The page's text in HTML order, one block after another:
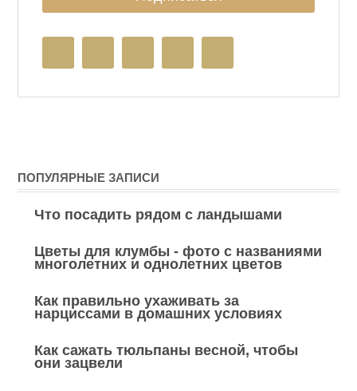
ПОПУЛЯРНЫЕ ЗАПИСИ
Что посадить рядом с ландышами
Цветы для клумбы - фото с названиями
многолетних и однолетних цветов
Как правильно ухаживать за
нарциссами в домашних условиях
Как сажать тюльпаны весной, чтобы
они зацвели